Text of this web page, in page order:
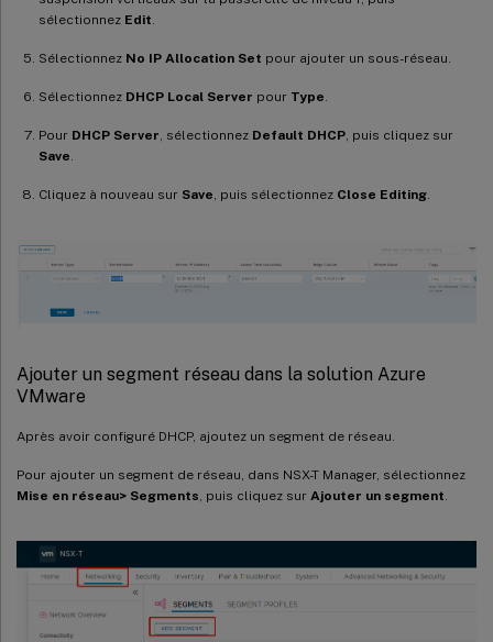
sélectionnez Edit.
Sélectionnez No IP Allocation Set pour ajouter un sous-réseau.
Sélectionnez DHCP Local Server pour Type.
Pour DHCP Server, sélectionnez Default DHCP, puis cliquez sur
Save.
Cliquez à nouveau sur Save, puis sélectionnez Close Editing.
Ajouter un segment réseau dans la solution Azure
VMware
Après avoir configuré DHCP, ajoutez un segment de réseau.
Pour ajouter un segment de réseau, dans NSX-T Manager, sélectionnez
Mise en réseau> Segments, puis cliquez sur Ajouter un segment.